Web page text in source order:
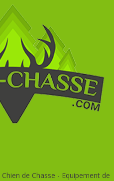
de Chasse - Equipement de